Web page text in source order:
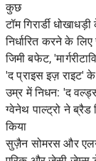
कुछ
टॉम गिरार्डी
निर्धारित करने के
जिमी बफेट,
'द प्राइस इज़ राइट'
उम्र में निधन: 'द
ग्वेनेथ पाल्ट्रो ने
किया
सुज़ैन सोमरस और